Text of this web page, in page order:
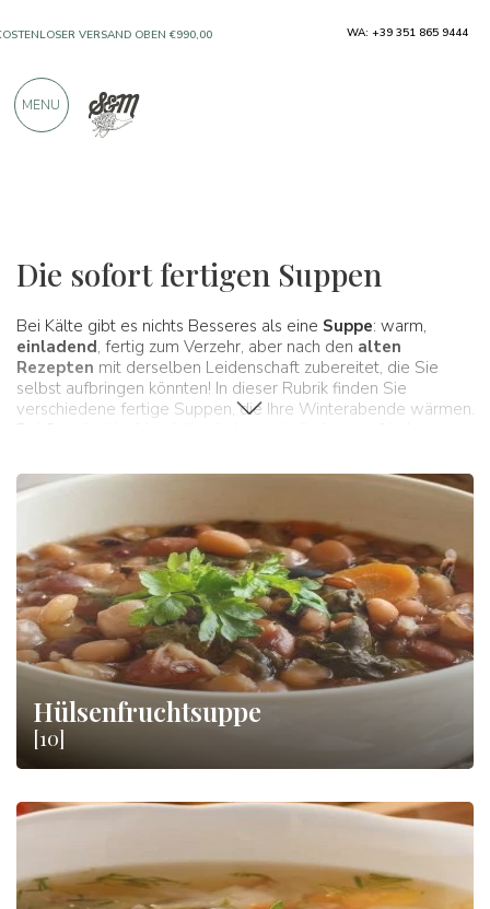
Die sofort fertigen Suppen
Bei Kälte gibt es nichts Besseres als eine Suppe: warm,
einladend, fertig zum Verzehr, aber nach den alten
Rezepten mit derselben Leidenschaft zubereitet, die Sie
selbst aufbringen könnten! In dieser Rubrik finden Sie
verschiedene fertige Suppen, die Ihre Winterabende wärmen.
Lieblingssuppe finden, um sich zu Hause einen köstlichen
Moment der Entspannung zu gönnen.
Hülsenfruchtsuppe
[10]
PRODUKTE VON AUSGEZEICHNETEN
900 POSITIVE BEWERTUNGEN
WA: +39 351 865 9444
MENU